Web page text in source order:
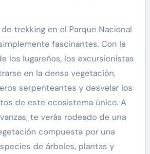
trekking en el Parque Nacional
fascinantes. Con la
los lugareños, los excursionistas
en la densa vegetación,
serpenteantes y desvelar los
de este ecosistema único. A
te verás rodeado de una
compuesta por una
de árboles, plantas y